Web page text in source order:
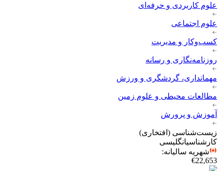
علوم کاربردی و حرفه‌ای
علوم اجتماعی
کسب‌وکار و مدیریت
روزنامه‌نگاری و رسانه
مهمانداری، گردشگری و ورزش
مطالعات محیطی و علوم زمین
آموزش و پرورش
زیست‌شناسی (افتخاری)
کارشناسیانگلیسی
شهریه سالیانه:
€22,653